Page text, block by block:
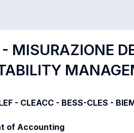
MISURAZIONE
- CLEACC - BESS-CLES -
of Accounting